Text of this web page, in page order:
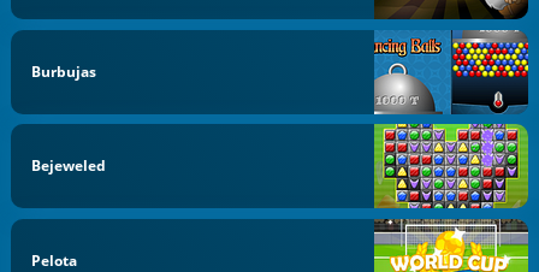
Burbujas
Bejeweled
Pelota